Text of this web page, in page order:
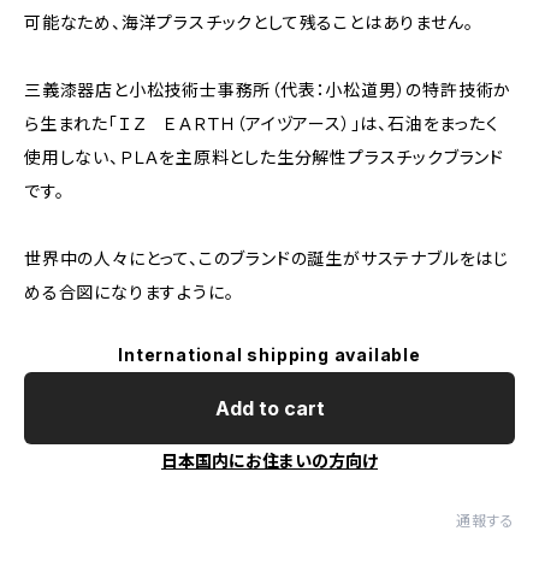
可能なため、海洋プラスチックとして残ることはありません。
三義漆器店と小松技術士事務所（代表：小松道男）の特許技術か
ら生まれた「ＩＺ ＥＡＲＴＨ（アイヅアース）」は、石油をまったく
使用しない、ＰＬＡを主原料とした生分解性プラスチックブランド
です。
世界中の人々にとって、このブランドの誕生がサステナブルをはじ
める合図になりますように。
International shipping available
Add to cart
日本国内にお住まいの方向け
通報する